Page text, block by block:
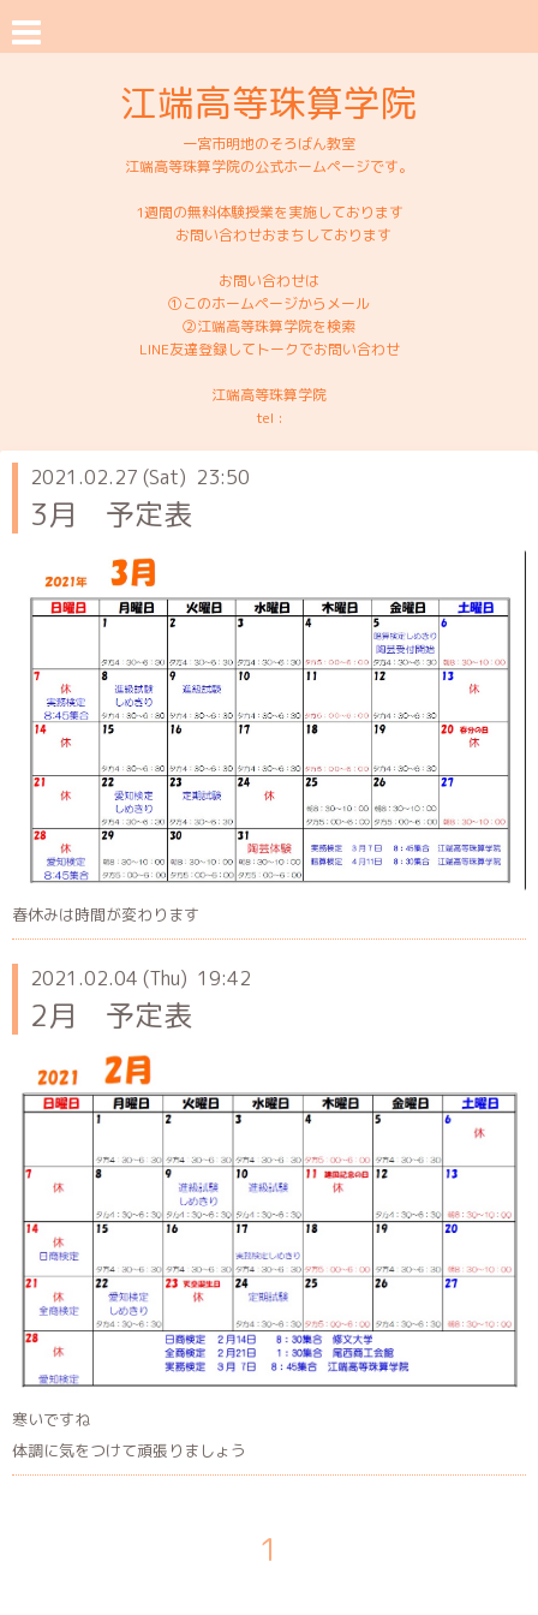
江端高等珠算学院
一宮市明地のそろばん教室
江端高等珠算学院の公式ホームページです。
1週間の無料体験授業を実施しております
お問い合わせおまちしております
お問い合わせは
①このホームページからメール
②江端高等珠算学院を検索
LINE友達登録してトークでお問い合わせ
江端高等珠算学院
tel :
2021.02.27 (Sat) 23:50
3月 予定表
春休みは時間が変わります
2021.02.04 (Thu) 19:42
2月 予定表
寒いですね
体調に気をつけて頑張りましょう
1